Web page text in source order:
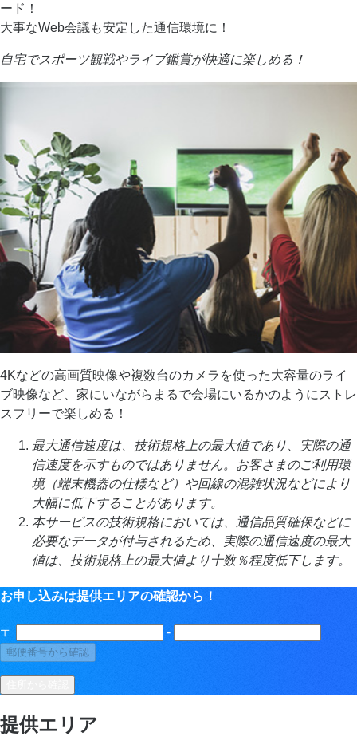
ード！
大事なWeb会議も安定した通信環境に！
自宅でスポーツ観戦やライブ鑑賞が快適に楽しめる！
4Kなどの高画質映像や複数台のカメラを使った大容量のライ
ブ映像など、家にいながらまるで会場にいるかのようにストレ
スフリーで楽しめる！
最大通信速度は、技術規格上の最大値であり、実際の通
信速度を示すものではありません。お客さまのご利用環
境（端末機器の仕様など）や回線の混雑状況などにより
大幅に低下することがあります。
本サービスの技術規格においては、通信品質確保などに
必要なデータが付与されるため、実際の通信速度の最大
値は、技術規格上の最大値より十数％程度低下します。
お申し込みは提供エリアの確認から！
〒 -
郵便番号から確認
提供エリア